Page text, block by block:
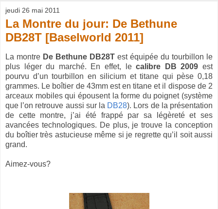
jeudi 26 mai 2011
La Montre du jour: De Bethune
DB28T [Baselworld 2011]
La montre De Bethune DB28T est équipée du tourbillon le
plus léger du marché. En effet, lecalibre DB 2009 est
pourvu d’un tourbillon en silicium et titane qui pèse 0,18
grammes. Le boîtier de 43mm est en titane et il dispose de 2
arceaux mobiles qui épousent la forme du poignet (système
que l’on retrouve aussi sur la DB28). Lors de la présentation
de cette montre, j’ai été frappé par sa légèreté et ses
avancées technologiques. De plus, je trouve la conception
du boîtier très astucieuse même si je regrette qu’il soit aussi
grand.
Aimez-vous?